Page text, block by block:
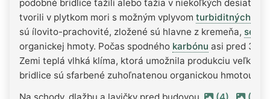
podobné bridlice ťažili alebo ťažia v niekoľkých
tvorili v plytkom mori s možným vplyvom turbiditných
sú ílovito-prachovité, zložené sú hlavne z kremeňa,
organickej hmoty. Počas spodného karbónu asi pred 340
Zemi teplá vlhká klíma, ktorá umožnila produkciu
bridlice sú sfarbené zuhoľnatenou organickou hmotou z
Na schody, dlažbu a lavičky pred budovou
(4) (6)